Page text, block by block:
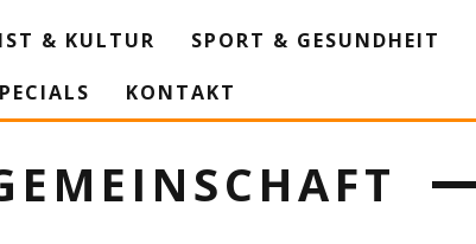
& KULTUR SPORT & GESUNDHEIT
KONTAKT